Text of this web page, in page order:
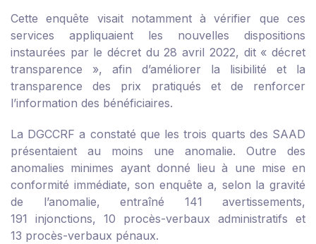
Cette enquête visait notamment à vérifier que ces
services appliquaient les nouvelles dispositions
instaurées par le décret du 28 avril 2022, dit « décret
transparence », afin d’améliorer la lisibilité et la
transparence des prix pratiqués et de renforcer
l’information des bénéficiaires.
La DGCCRF a constaté que les trois quarts des SAAD
présentaient au moins une anomalie. Outre des
anomalies minimes ayant donné lieu à une mise en
conformité immédiate, son enquête a, selon la gravité
de l’anomalie, entraîné 141 avertissements,
191 injonctions, 10 procès-verbaux administratifs et
13 procès-verbaux pénaux.